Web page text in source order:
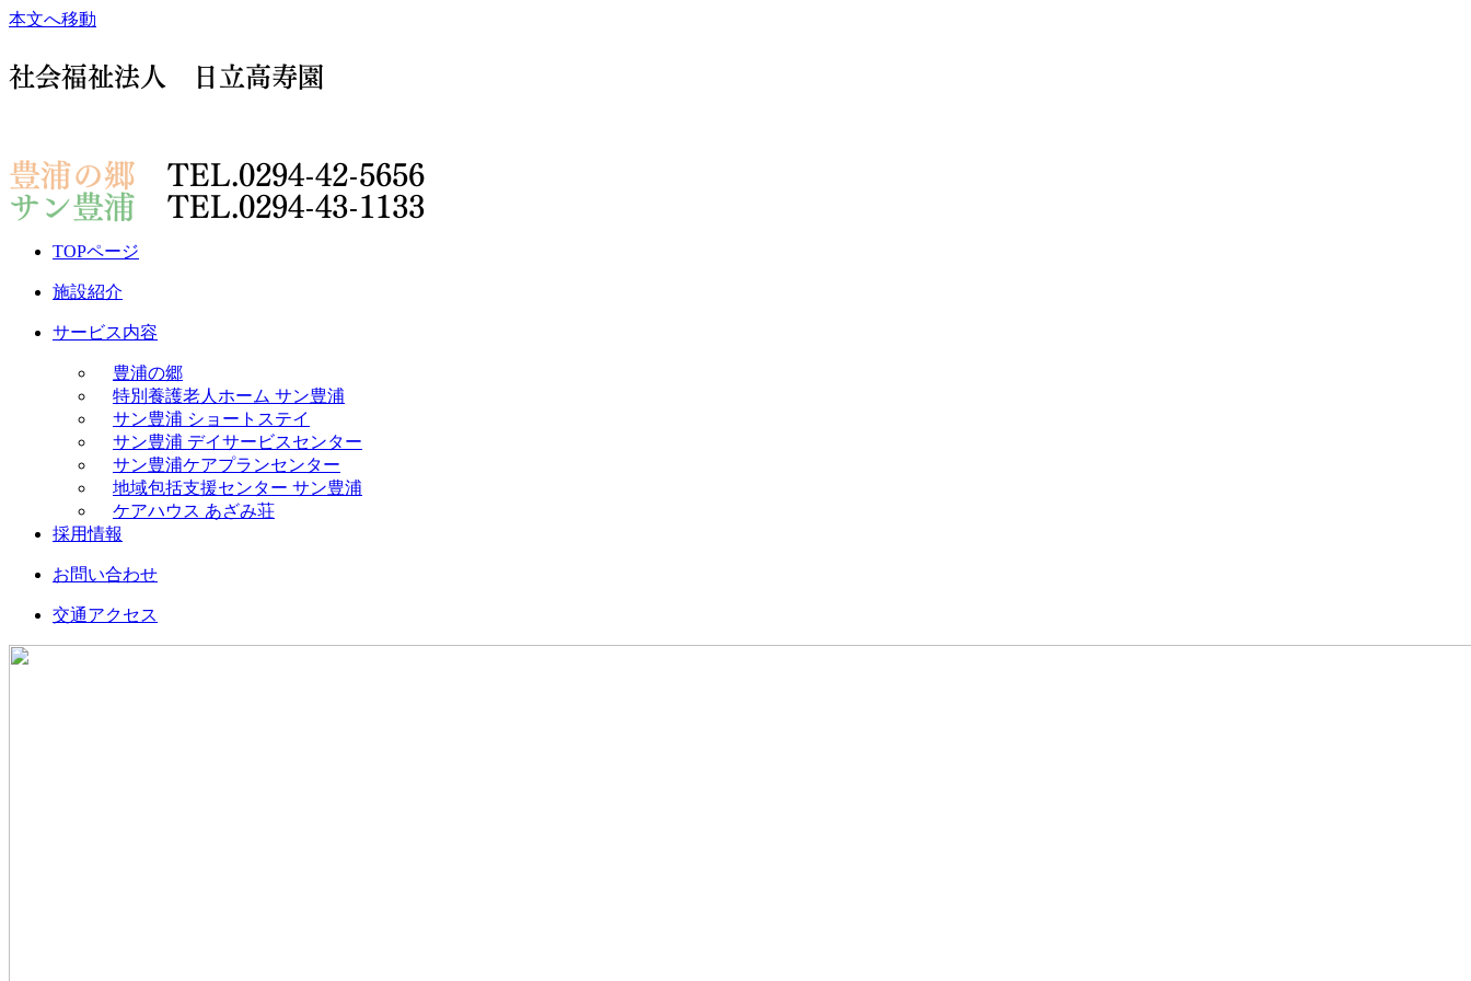
本文へ移動
社会福祉法人 日立高寿園
豊浦の郷 TEL.0294-42-5656
サン豊浦 TEL.0294-43-1133
TOPページ
施設紹介
サービス内容
豊浦の郷
特別養護老人ホーム サン豊浦
サン豊浦 ショートステイ
サン豊浦 デイサービスセンター
サン豊浦ケアプランセンター
地域包括支援センター サン豊浦
ケアハウス あざみ荘
採用情報
お問い合わせ
交通アクセス